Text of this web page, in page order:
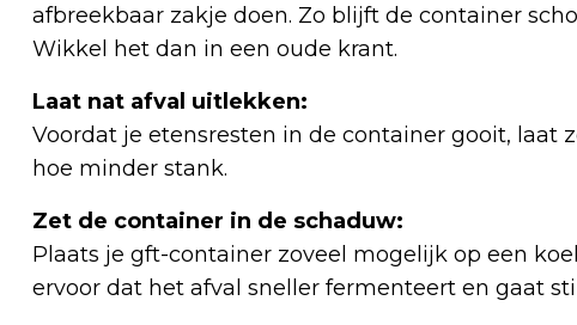
afbreekbaar zakje doen. Zo blijft de container
Wikkel het dan in een oude krant.
Laat nat afval uitlekken:
Voordat je etensresten in de container gooit, laat
hoe minder stank.
Zet de container in de schaduw:
Plaats je gft-container zoveel mogelijk op een
ervoor dat het afval sneller fermenteert en gaat